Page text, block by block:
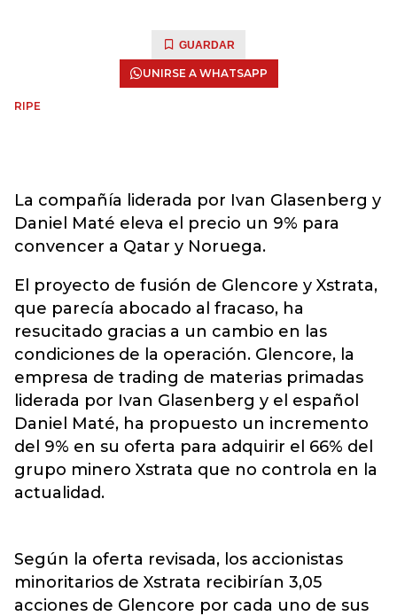
GUARDAR
UNIRSE A WHATSAPP
RIPE
La compañía liderada por Ivan Glasenberg y
Daniel Maté eleva el precio un 9% para
convencer a Qatar y Noruega.
El proyecto de fusión de Glencore y Xstrata,
que parecía abocado al fracaso, ha
resucitado gracias a un cambio en las
condiciones de la operación. Glencore, la
empresa de trading de materias primadas
liderada por Ivan Glasenberg y el español
Daniel Maté, ha propuesto un incremento
del 9% en su oferta para adquirir el 66% del
grupo minero Xstrata que no controla en la
actualidad.
Según la oferta revisada, los accionistas
minoritarios de Xstrata recibirían 3,05
acciones de Glencore por cada uno de sus